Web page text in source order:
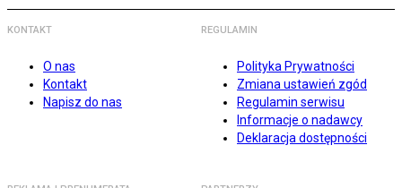
KONTAKT
O nas
Kontakt
Napisz do nas
REGULAMIN
Polityka Prywatności
Zmiana ustawień zgód
Regulamin serwisu
Informacje o nadawcy
Deklaracja dostępności